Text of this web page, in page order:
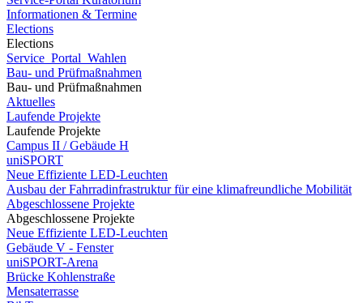
Informationen & Termine
Elections
Elections
Service_Portal_Wahlen
Bau- und Prüfmaßnahmen
Bau- und Prüfmaßnahmen
Aktuelles
Laufende Projekte
Laufende Projekte
Campus II / Gebäude H
uniSPORT
Neue Effiziente LED-Leuchten
Ausbau der Fahrradinfrastruktur für eine klimafreundliche Mobilität
Abgeschlossene Projekte
Abgeschlossene Projekte
Neue Effiziente LED-Leuchten
Gebäude V - Fenster
uniSPORT-Arena
Brücke Kohlenstraße
Mensaterrasse